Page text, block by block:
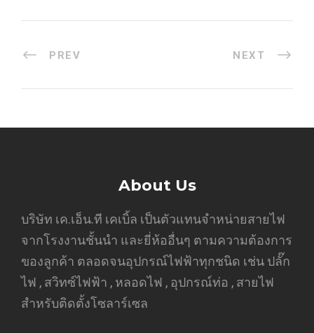
PREV NEXT
About Us
บริษัท เค.เอ็น.ที เคเบิ้ล เป็นตัวแทนจำหน่ายสายไฟ
จากโรงงานชั้นนำ และยี่ห้ออื่นๆ ตามความต้องการ
ของลูกค้า ตลอดจนอุปกรณ์ไฟฟ้าทุกชนิด เช่น ปลั๊ก
ไฟ , สวิทซ์ไฟฟ้า , หลอดไฟ , อุปกรณ์ท่อ , สายไฟ
สำหรับติดตั้งโซลาร์เซล